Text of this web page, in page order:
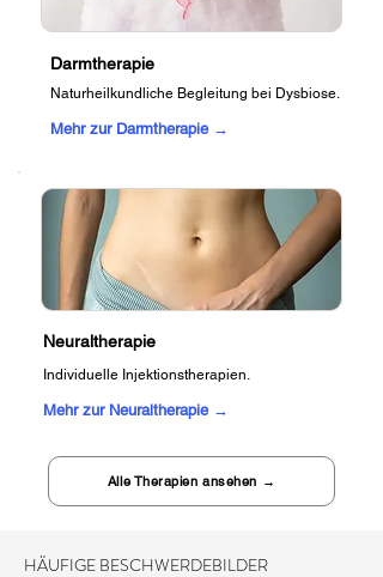
Darmtherapie
Naturheilkundliche Begleitung bei Dysbiose.
Mehr zur Darmtherapie →
Neuraltherapie
Individuelle Injektionstherapien.
Mehr zur Neuraltherapie →
Alle Therapien ansehen →
HÄUFIGE BESCHWERDEBILDER